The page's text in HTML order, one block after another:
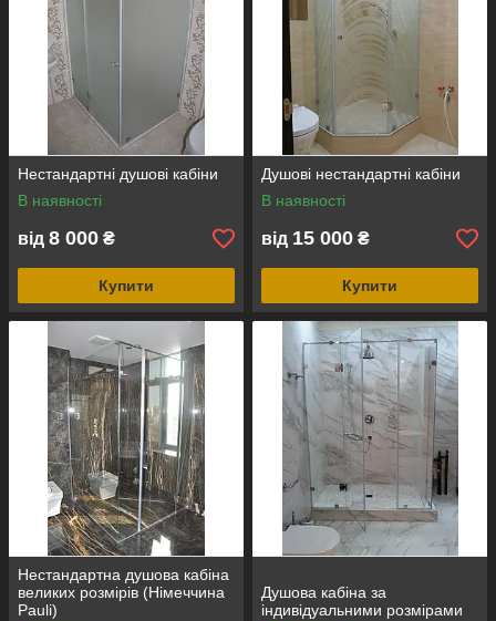
класичними параметрами. Ми щиро піклуємося про ваш
комфорт, тому використовуємо свій досвід і професійні
навички, щоб зробити ваше життя радісніше і зручніше. Наші
конструкції продемонструють вам, що можна зробити зі скла
при бажанні і належному вмінні. Ми не боїмося
експериментувати і любимо братися за реалізацію
найцікавіших ідей наших замовників!
Нестандартні душові кабіни
В наявності
від 8 000 ₴
Купити
Душові нестандартні кабіни
В наявності
від 15 000 ₴
Купити
Нестандартна душова кабіна
великих розмірів (Німеччина
Pauli)
Душова кабіна за
індивідуальними розмірами